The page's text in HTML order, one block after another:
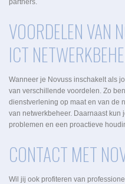
partners.
VOORDELEN VAN
ICT
Wanneer je Novuss inschakelt als
van verschillende voordelen. Zo
dienstverlening op maat en van de
van netwerkbeheer. Daarnaast
problemen en een proactieve
CONTACT MET
Wil jij ook profiteren van